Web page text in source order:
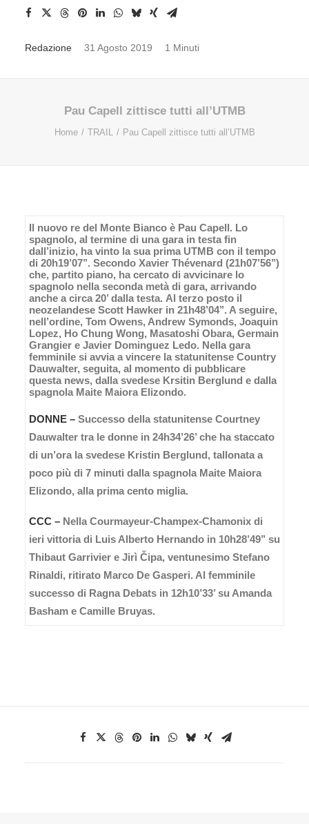
Redazione 31 Agosto 2019 1 Minuti
Pau Capell zittisce tutti all’UTMB
Home TRAIL Pau Capell zittisce tutti all’UTMB
Il nuovo re del Monte Bianco è Pau Capell. Lo
spagnolo, al termine di una gara in testa fin
dall’inizio, ha vinto la sua prima UTMB con il tempo
di 20h19’07’’. Secondo Xavier Thévenard (21h07’56’’)
che, partito piano, ha cercato di avvicinare lo
spagnolo nella seconda metà di gara, arrivando
anche a circa 20’ dalla testa. Al terzo posto il
neozelandese Scott Hawker in 21h48’04’’. A seguire,
nell’ordine, Tom Owens, Andrew Symonds, Joaquin
Lopez, Ho Chung Wong, Masatoshi Obara, Germain
Grangier e Javier Dominguez Ledo. Nella gara
femminile si avvia a vincere la statunitense Country
Dauwalter, seguita, al momento di pubblicare
questa news, dalla svedese Krsitin Berglund e dalla
spagnola Maite Maiora Elizondo.
DONNE – Successo della statunitense Courtney
Dauwalter tra le donne in 24h34’26’ che ha staccato
di un’ora la svedese Kristin Berglund, tallonata a
poco più di 7 minuti dalla spagnola Maite Maiora
Elizondo, alla prima cento miglia.
CCC – Nella Courmayeur-Champex-Chamonix di
ieri vittoria di Luis Alberto Hernando in 10h28’49’’ su
Thibaut Garrivier e Jirì Čipa, ventunesimo Stefano
Rinaldi, ritirato Marco De Gasperi. Al femminile
successo di Ragna Debats in 12h10’33’ su Amanda
Basham e Camille Bruyas.